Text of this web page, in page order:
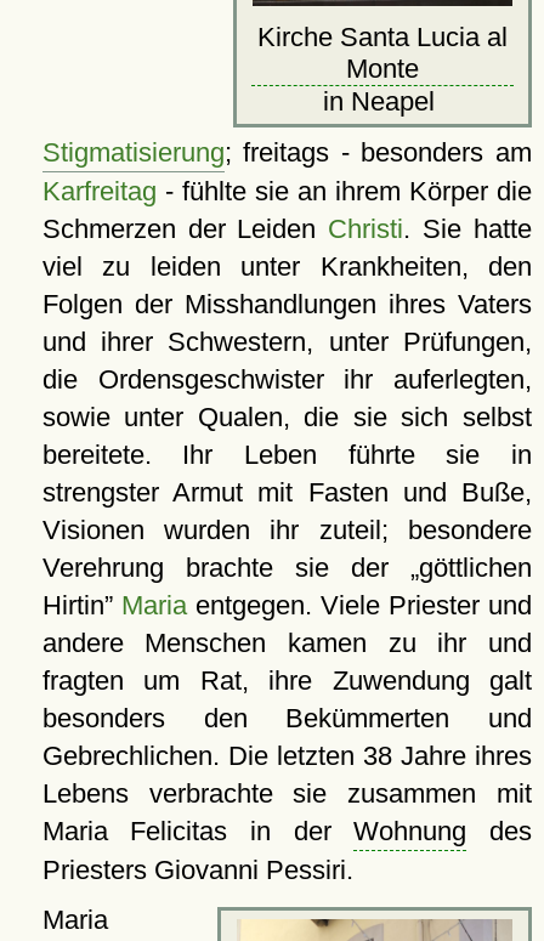
Kirche Santa Lucia al
Monte
in Neapel
Stigmatisierung; freitags - besonders am
Karfreitag - fühlte sie an ihrem Körper die
Schmerzen der Leiden Christi. Sie hatte
viel zu leiden unter Krankheiten, den
Folgen der Misshandlungen ihres Vaters
und ihrer Schwestern, unter Prüfungen,
die Ordensgeschwister ihr auferlegten,
sowie unter Qualen, die sie sich selbst
bereitete. Ihr Leben führte sie in
strengster Armut mit Fasten und Buße,
Visionen wurden ihr zuteil; besondere
Verehrung brachte sie der
göttlichen
Hirtin
Mariaentgegen. Viele Priester und
andere Menschen kamen zu ihr und
fragten um Rat, ihre Zuwendung galt
besonders den Bekümmerten und
Gebrechlichen. Die letzten 38 Jahre ihres
Lebens verbrachte sie zusammen mit
Maria Felicitas in derWohnung des
Priesters Giovanni Pessiri.
Maria